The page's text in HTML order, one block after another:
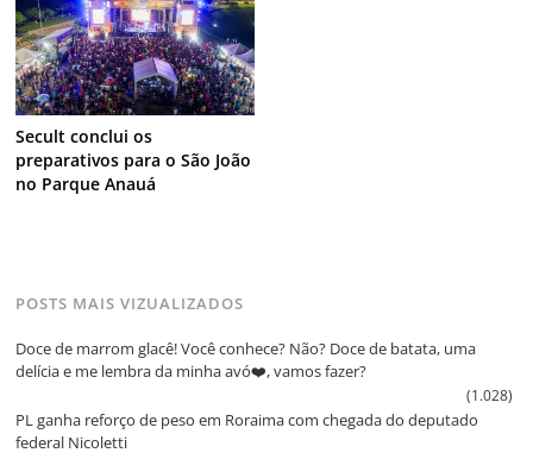
Secult conclui os
preparativos para o São João
no Parque Anauá
POSTS MAIS VIZUALIZADOS
Doce de marrom glacê! Você conhece? Não? Doce de batata, uma
delícia e me lembra da minha avó❤️, vamos fazer?
(1.028)
PL ganha reforço de peso em Roraima com chegada do deputado
federal Nicoletti